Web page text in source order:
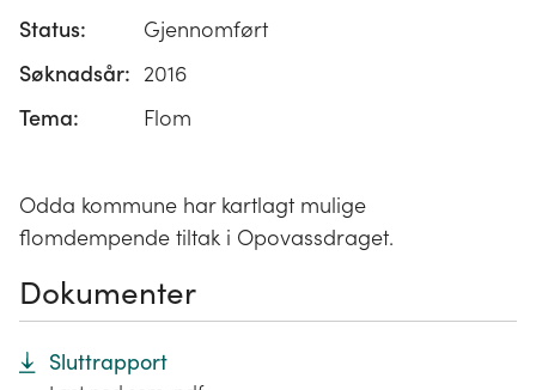
Status:
Gjennomført
Søknadsår: 2016
Tema:
Flom
Odda kommune har kartlagt mulige
flomdempende tiltak i Opovassdraget.
Dokumenter
Sluttrapport